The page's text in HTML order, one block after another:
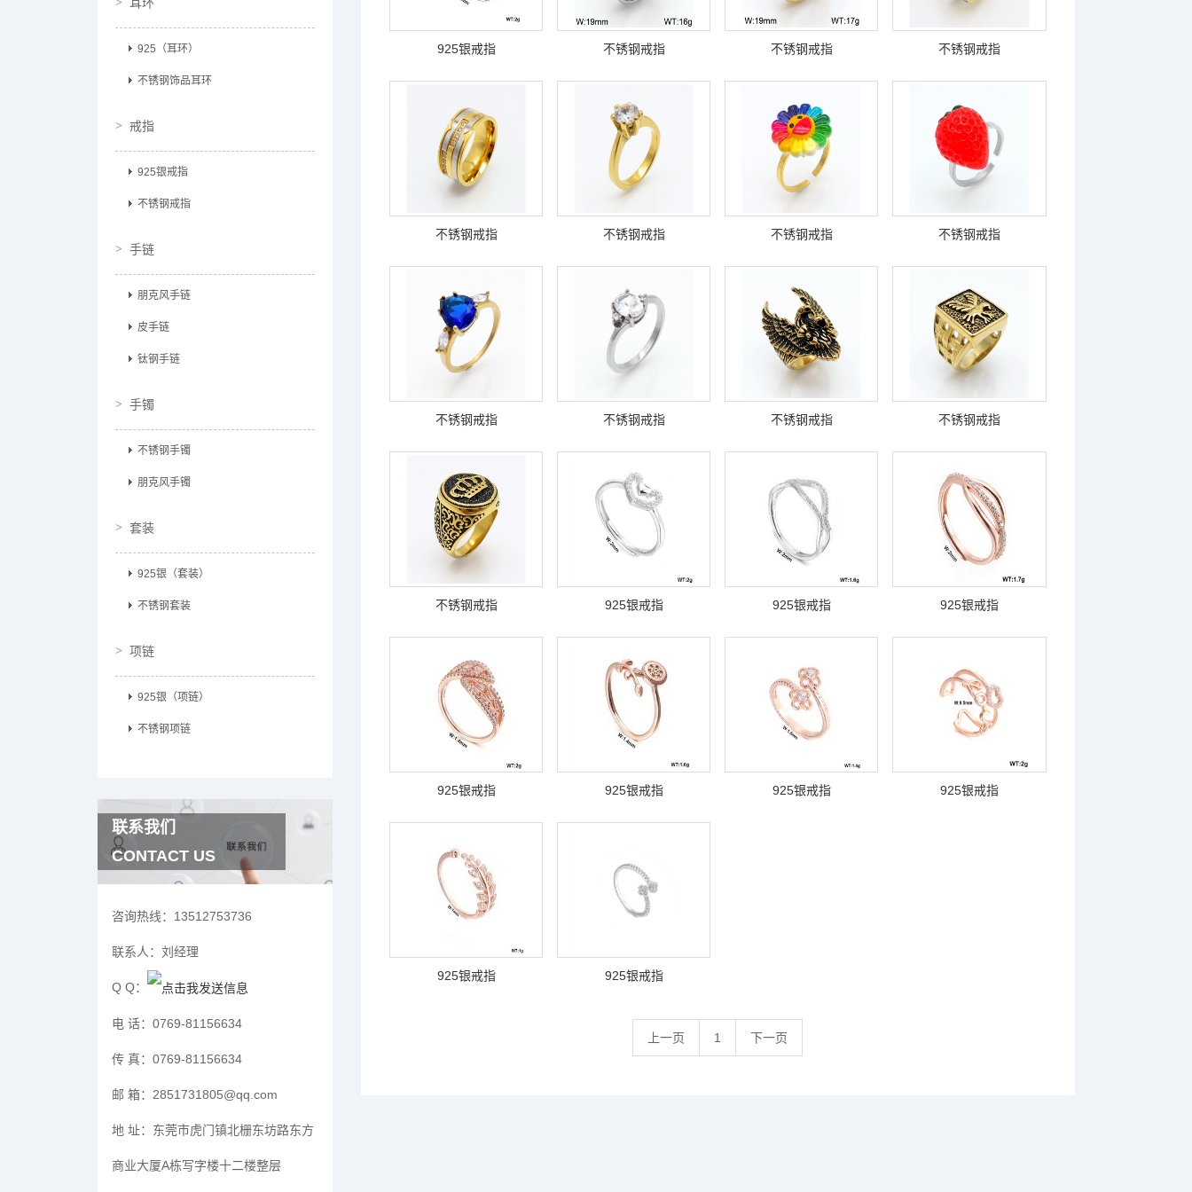
925（耳环）
不锈钢饰品耳环
戒指
925银戒指
不锈钢戒指
手链
朋克风手链
皮手链
钛钢手链
手镯
不锈钢手镯
朋克风手镯
套装
925银（套装）
不锈钢套装
项链
925银（项链）
不锈钢项链
联系我们
CONTACT US
咨询热线： 13512753736
联系人： 刘经理
Q Q：
电 话： 0769-81156634
传 真： 0769-81156634
邮 箱： 2851731805@qq.com
地 址： 东莞市虎门镇北栅东坊路东方
商业大厦A栋写字楼十二楼整层
925银戒指 不锈钢戒指 不锈钢戒指 不锈钢戒指
不锈钢戒指 不锈钢戒指 不锈钢戒指 不锈钢戒指
不锈钢戒指 不锈钢戒指 不锈钢戒指 不锈钢戒指
不锈钢戒指 925银戒指 925银戒指 925银戒指
925银戒指 925银戒指 925银戒指 925银戒指
925银戒指 925银戒指
上一页 1 下一页